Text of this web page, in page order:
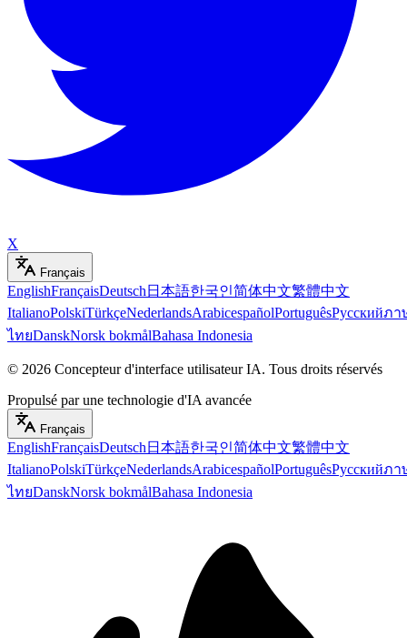
X
Français
EnglishFrançaisDeutsch 日本語한국인简体中文繁體中文
ItalianoPolskiTürkçeNederlandsArabicespañolPortuguêsРусскийภา
ไทยDanskNorsk bokmålBahasa Indonesia
© 2026 Concepteur d'interface utilisateur IA. Tous droits réservés
Propulsé par une technologie d'IA avancée
Français
EnglishFrançaisDeutsch 日本語한국인简体中文繁體中文
ItalianoPolskiTürkçeNederlandsArabicespañolPortuguêsРусскийภา
ไทยDanskNorsk bokmålBahasa Indonesia